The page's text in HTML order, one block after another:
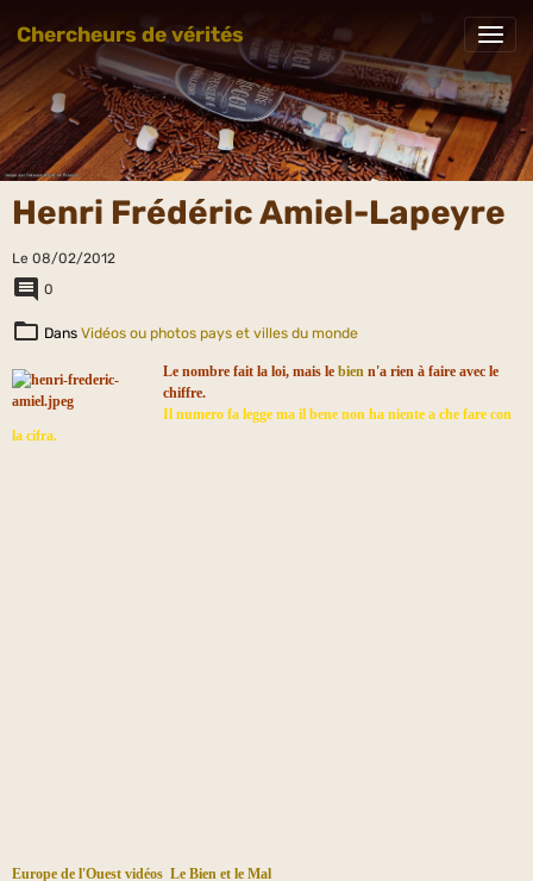
Chercheurs de vérités
Henri Frédéric Amiel-Lapeyre
Le 08/02/2012
0
Dans Vidéos ou photos pays et villes du monde
Le nombre fait la loi, mais le bien n'a rien à faire avec le
chiffre.
Il numero fa legge ma il bene non ha niente a che fare con
la cifra.
Europe de l'Ouest vidéos Le Bien et le Mal